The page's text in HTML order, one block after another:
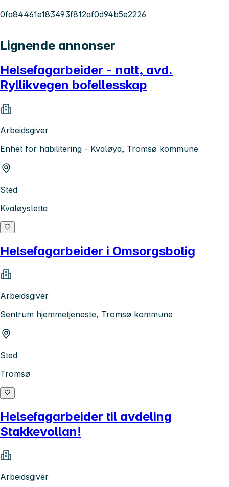
0fa84461e183493f812af0d94b5e2226
Lignende annonser
Helsefagarbeider - natt, avd.
Ryllikvegen bofellesskap
Arbeidsgiver
Enhet for habilitering - Kvaløya, Tromsø kommune
Sted
Kvaløysletta
Helsefagarbeider i Omsorgsbolig
Arbeidsgiver
Sentrum hjemmetjeneste, Tromsø kommune
Sted
Tromsø
Helsefagarbeider til avdeling
Stakkevollan!
Arbeidsgiver